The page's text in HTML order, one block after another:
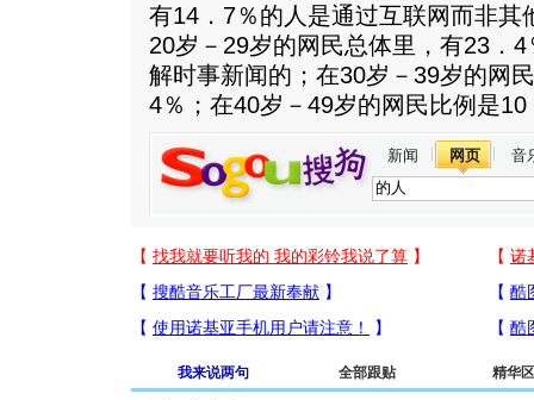
有14．7％的人是通过互联网而非其
20岁－29岁的网民总体里，有23．
解时事新闻的；在30岁－39岁的网
4％；在40岁－49岁的网民比例是10
新闻 网页 音
我来说两句 全部跟贴 精华区